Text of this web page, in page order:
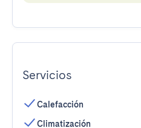
Servicios
Calefacción
Climatización